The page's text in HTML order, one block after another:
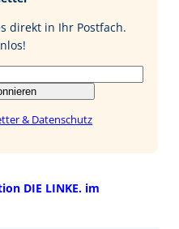
direkt in Ihr Postfach.
& Datenschutz
DIE LINKE. im